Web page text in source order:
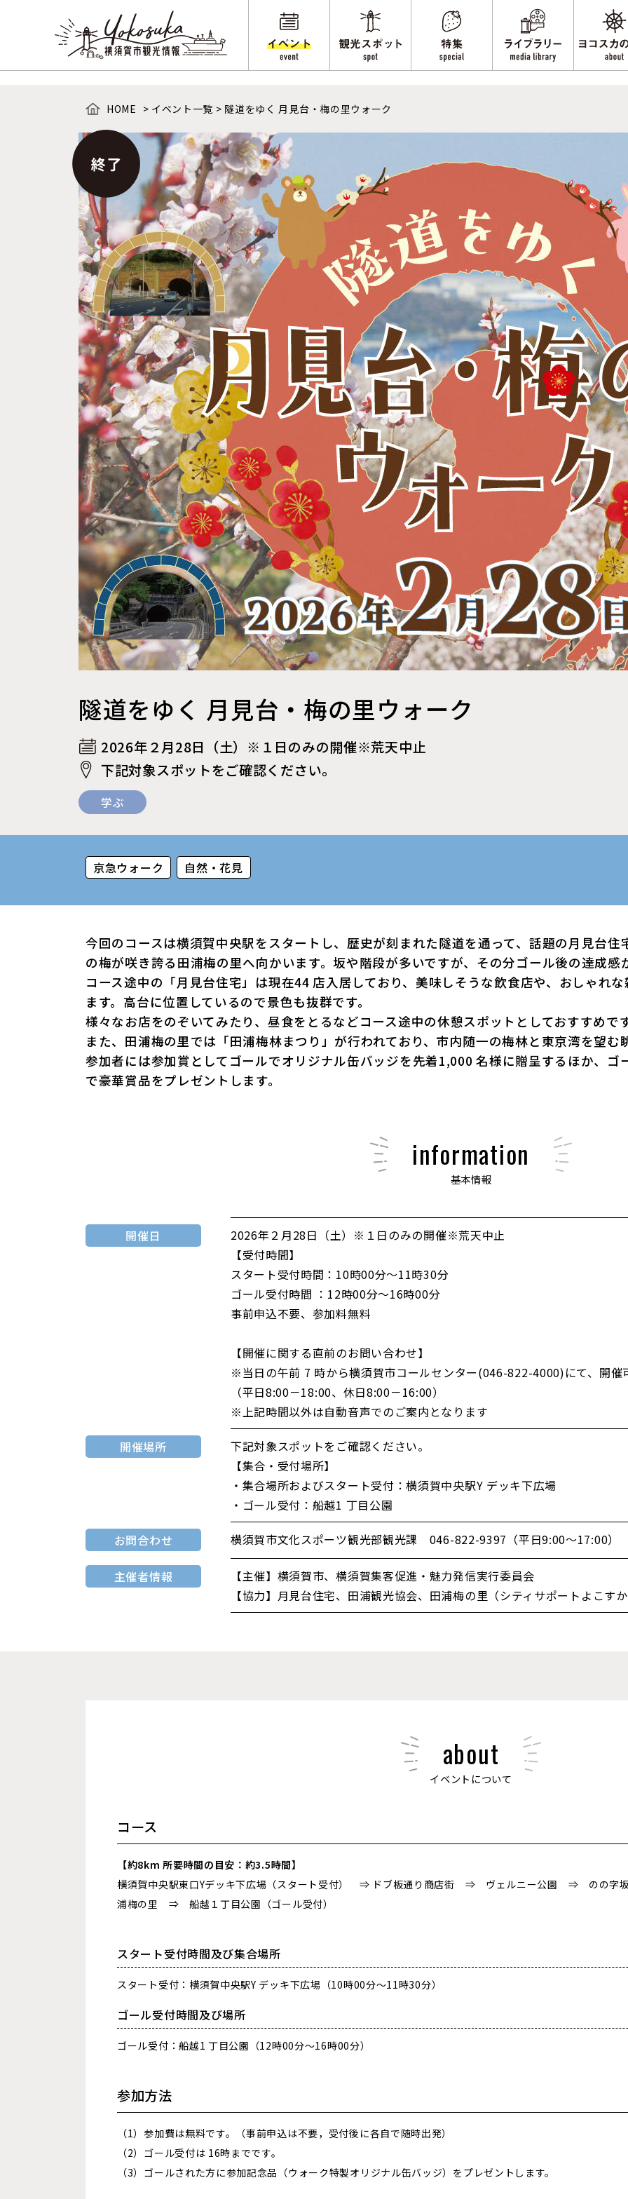
HOME > イベント一覧 > 隧道をゆく 月見台・梅の里ウォーク
隧道をゆく 月見台・梅の里ウォーク
2026年２月28日（土）※１日のみの開催※荒天中止
下記対象スポットをご確認ください。
学ぶ
京急ウォーク 自然・花見
今回のコースは横須賀中央駅をスタートし、歴史が刻まれた隧道を通って、話題の月見台
の梅が咲き誇る田浦梅の里へ向かいます。坂や階段が多いですが、その分ゴール後の達成感
コース途中の「月見台住宅」は現在44 店入居しており、美味しそうな飲食店や、おしゃれ
ます。高台に位置しているので景色も抜群です。
様々なお店をのぞいてみたり、昼食をとるなどコース途中の休憩スポットとしておすすめです
また、田浦梅の里では「田浦梅林まつり」が行われており、市内随一の梅林と東京湾を望む
参加者には参加賞としてゴールでオリジナル缶バッジを先着1,000 名様に贈呈するほか、ゴ
で豪華賞品をプレゼントします。
information
基本情報
開催日
2026年２月28日（土）※１日のみの開催※荒天中止
【受付時間】
スタート受付時間：10時00分～11時30分
ゴール受付時間 ：12時00分～16時00分
事前申込不要、参加料無料
【開催に関する直前のお問い合わせ】
※当日の午前 7 時から横須賀市コールセンター(046-822-4000)にて、開催
（平日8:00－18:00、休日8:00－16:00）
※上記時間以外は自動音声でのご案内となります
開催場所
下記対象スポットをご確認ください。
【集合・受付場所】
・集合場所およびスタート受付：横須賀中央駅Y デッキ下広場
・ゴール受付：船越1 丁目公園
お問合わせ 横須賀市文化スポーツ観光部観光課 046-822-9397（平日9:00～17:00）
主催者情報
【主催】横須賀市、横須賀集客促進・魅力発信実行委員会
【協力】月見台住宅、田浦観光協会、田浦梅の里（シティサポートよこすか
about
イベントについて
コース
【約8km 所要時間の目安：約3.5時間】
横須賀中央駅東口Yデッキ下広場（スタート受付） ⇒ ドブ板通り商店街 ⇒ ヴェルニー公園 ⇒
浦梅の里 ⇒ 船越１丁目公園（ゴール受付）
スタート受付時間及び集合場所
スタート受付：横須賀中央駅Y デッキ下広場（10時00分～11時30分）
ゴール受付時間及び場所
ゴール受付：船越1 丁目公園（12時00分～16時00分）
参加方法
（1）参加費は無料です。（事前申込は不要，受付後に各自で随時出発）
（2）ゴール受付は 16時までです。
（3）ゴールされた方に参加記念品（ウォーク特製オリジナル缶バッジ）をプレゼントします。